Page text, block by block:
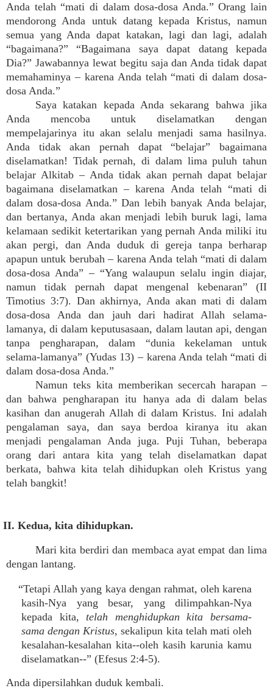
Anda telah “mati di dalam dosa-dosa Anda.” Orang lain
mendorong Anda untuk datang kepada Kristus, namun
semua yang Anda dapat katakan, lagi dan lagi, adalah
“bagaimana?” “Bagaimana saya dapat datang kepada
Dia?” Jawabannya lewat begitu saja dan Anda tidak dapat
memahaminya – karena Anda telah “mati di dalam dosa-
dosa Anda.”
Saya katakan kepada Anda sekarang bahwa jika
Anda mencoba untuk diselamatkan dengan
mempelajarinya itu akan selalu menjadi sama hasilnya.
Anda tidak akan pernah dapat “belajar” bagaimana
diselamatkan! Tidak pernah, di dalam lima puluh tahun
belajar Alkitab – Anda tidak akan pernah dapat belajar
bagaimana diselamatkan – karena Anda telah “mati di
dalam dosa-dosa Anda.” Dan lebih banyak Anda belajar,
dan bertanya, Anda akan menjadi lebih buruk lagi, lama
kelamaan sedikit ketertarikan yang pernah Anda miliki itu
akan pergi, dan Anda duduk di gereja tanpa berharap
apapun untuk berubah – karena Anda telah “mati di dalam
dosa-dosa Anda” – “Yang walaupun selalu ingin diajar,
namun tidak pernah dapat mengenal kebenaran” (II
Timotius 3:7). Dan akhirnya, Anda akan mati di dalam
dosa-dosa Anda dan jauh dari hadirat Allah selama-
lamanya, di dalam keputusasaan, dalam lautan api, dengan
tanpa pengharapan, dalam “dunia kekelaman untuk
selama-lamanya” (Yudas 13) – karena Anda telah “mati di
dalam dosa-dosa Anda.”
Namun teks kita memberikan secercah harapan –
dan bahwa pengharapan itu hanya ada di dalam belas
kasihan dan anugerah Allah di dalam Kristus. Ini adalah
pengalaman saya, dan saya berdoa kiranya itu akan
menjadi pengalaman Anda juga. Puji Tuhan, beberapa
orang dari antara kita yang telah diselamatkan dapat
berkata, bahwa kita telah dihidupkan oleh Kristus yang
telah bangkit!
II. Kedua, kita dihidupkan.
Mari kita berdiri dan membaca ayat empat dan lima
dengan lantang.
“Tetapi Allah yang kaya dengan rahmat, oleh karena
kasih-Nya yang besar, yang dilimpahkan-Nya
kepada kita, telah menghidupkan kita bersama-
sama dengan Kristus, sekalipun kita telah mati oleh
kesalahan-kesalahan kita--oleh kasih karunia kamu
diselamatkan--” (Efesus 2:4-5).
Anda dipersilahkan duduk kembali.